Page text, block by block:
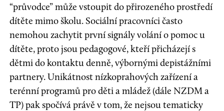
“průvodce” může vstoupit do přirozeného prostředí
dítěte mimo školu. Sociální pracovníci často
nemohou zachytit první signály volání o pomoc u
dítěte, proto jsou pedagogové, kteří přicházejí s
dětmi do kontaktu denně, výbornými depistážními
partnery. Unikátnost nízkoprahových zařízení a
terénní programů pro děti a mládež (dále NZDM a
TP) pak spočívá právě v tom, že nejsou tematicky